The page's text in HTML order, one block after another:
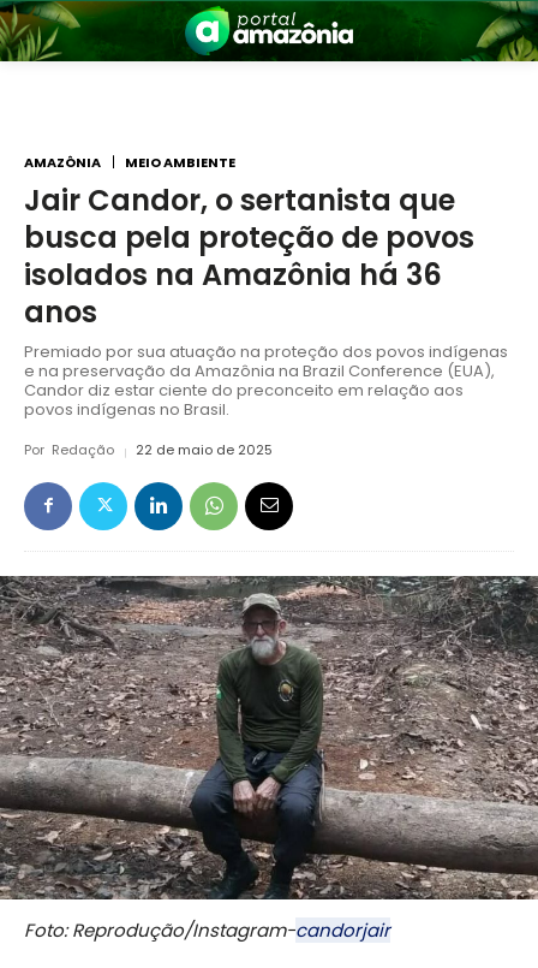
Amazônia
AMAZÔNIA MEIO AMBIENTE
Jair Candor, o sertanista que
busca pela proteção de povos
isolados na Amazônia há 36
anos
Premiado por sua atuação na proteção dos povos indígenas
e na preservação da Amazônia na Brazil Conference (EUA),
Candor diz estar ciente do preconceito em relação aos
povos indígenas no Brasil.
Por Redação 22 de maio de 2025
Foto: Reprodução/Instagram-candorjair